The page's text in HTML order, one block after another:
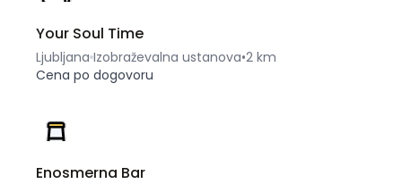
Your Soul Time
Ljubljana Izobraževalna ustanova•2 km
Cena po dogovoru
Enosmerna Bar